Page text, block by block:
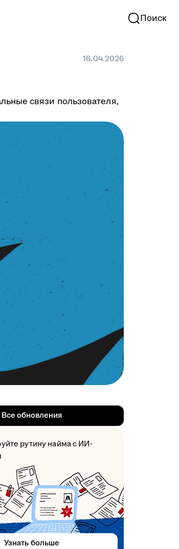
Поиск
16.04.2026
связи пользователя,
Все обновления
рутину найма с ИИ-
Узнать больше